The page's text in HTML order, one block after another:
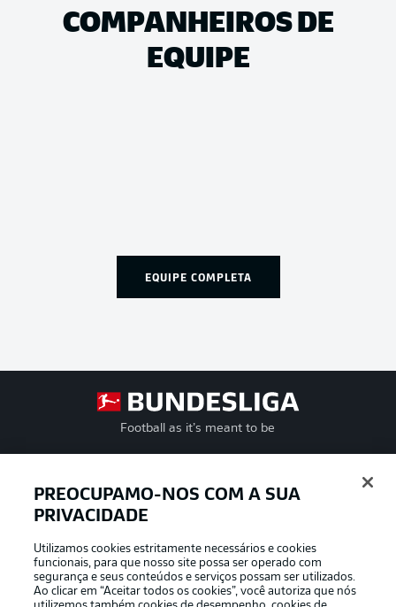
COMPANHEIROS DE
EQUIPE
EQUIPE COMPLETA
Football as it’s meant to be
APLICATIVO DA BUNDESLIGA
PREOCUPAMO-NOS COM A SUA
PRIVACIDADE
Utilizamos cookies estritamente necessários e cookies
funcionais, para que nosso site possa ser operado com
segurança e seus conteúdos e serviços possam ser utilizados.
Ao clicar em “Aceitar todos os cookies”, você autoriza que nós